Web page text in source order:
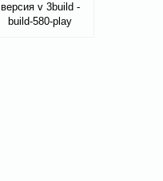
версия v 3build -
build-580-play